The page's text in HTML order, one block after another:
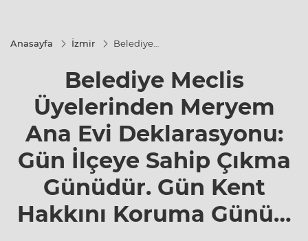
Anasayfa İzmir
Belediye
Meryem Ana
Evi
Deklarasyonu:
Gün İlçeye
Günüdür. Gün
Kent Hakkını
Koruma
Günü…
Belediye Meclis
Üyelerinden Meryem
Ana Evi Deklarasyonu:
Gün İlçeye Sahip Çıkma
Günüdür. Gün Kent
Hakkını Koruma Günü…